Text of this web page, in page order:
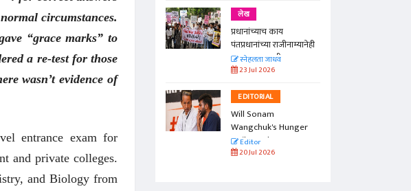
circumstances.
“grace marks” to
a re-test for those
wasn’t evidence of
entrance exam for
and private colleges.
and Biology from
लेख
प्रधानांच्याच काय
पंतप्रधानांच्या राजीनाम्यानेही
प्रश्न सुटणार नाही, पण...
स्नेहलता जाधव
23 Jul 2026
EDITORIAL
Will Sonam
Wangchuk's Hunger
Strike Make a
Difference?
Editor
20 Jul 2026